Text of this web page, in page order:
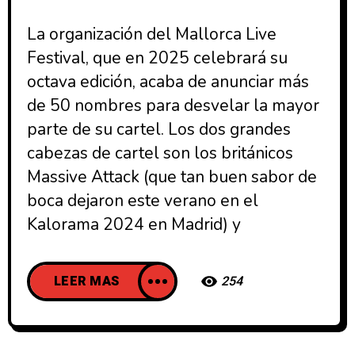
La organización del Mallorca Live
Festival, que en 2025 celebrará su
octava edición, acaba de anunciar más
de 50 nombres para desvelar la mayor
parte de su cartel. Los dos grandes
cabezas de cartel son los británicos
Massive Attack (que tan buen sabor de
boca dejaron este verano en el
Kalorama 2024 en Madrid) y
LEER MAS 254